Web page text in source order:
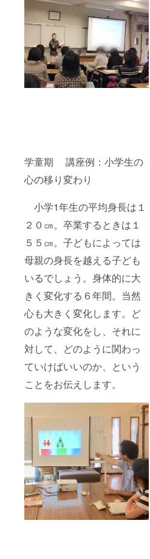
学童期 講座例：小学生の
心の移り変わり
小学1年生の平均身長は１
２０㎝。卒業するときは１
５５㎝。子どもによっては
母親の身長を越える子ども
いるでしょう。身体的に大
きく変化する６年間。当然
心も大きく変化します。ど
のような変化をし、それに
対して、どのように関わっ
ていけばいいのか、という
ことをお伝えします。